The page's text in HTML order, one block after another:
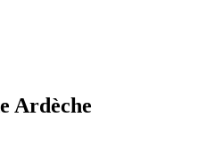
Ardèche